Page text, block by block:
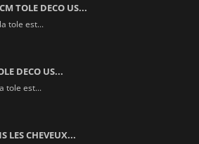
TOLE DECO US...
tole est...
DECO US...
tole est...
LES CHEVEUX...